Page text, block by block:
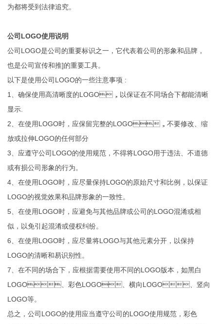
为都将受到法律追究。
公司LOGO使用说明
公司LOGO是公司的重要标识之一，它代表着公司的形象和品牌，
也是公司宣传和推]的重要工具。
以下是使用公司LOGO的一些注意事项 :
1、确保使用高清晰度的LOGO，以保证在不同场合下都能清晰
显示.
2、在使用LOGO时，应保留完整的LOGO，不要修改、缩
放或拉伸LOGO的任何部分
3、应遵守公司LOGO的使用规范，不得将LOGO用于违法、不道德
或有损公司形象的行为。
4、在使用LOGO时，应尽量保持LOGO的原始尺寸和比例，以保证
LOGO的视觉效果和品牌形象的一致性。
5、在使用LOGO时，应避免与其他品牌或公司的LOGO混淆或相
似，以免引起混淆或侵权纠纷。
6、在使用LOGO时，应尽量将LOGO与其他元素分开，以保持
LOGO的清晰和易识别性。
7、在不同的场合下，应根据需要使用不同的LOGO版本，如黑白
LOGO、彩色LOGO、横向LOGO、竖向
LOGO等。
总之，公司LOGO的使用应当遵守公司的LOGO使用规范，彩色